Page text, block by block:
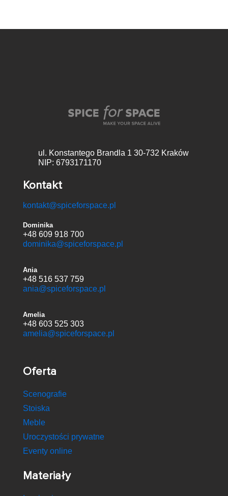
ul. Konstantego Brandla 1 30-732 Kraków
NIP: 6793171170
Kontakt
kontakt@spiceforspace.pl
Dominika
+48 609 918 700
dominika@spiceforspace.pl
Ania
+48 516 537 759
ania@spiceforspace.pl
Amelia
+48 603 525 303
amelia@spiceforspace.pl
Oferta
Scenografie
Stoiska
Meble
Uroczystości prywatne
Eventy online
Materiały